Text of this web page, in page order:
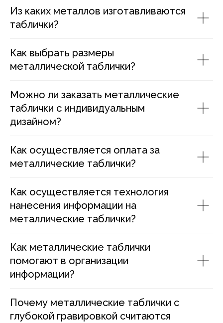
Из каких металлов изготавливаются
таблички?
Как выбрать размеры
металлической таблички?
Можно ли заказать металлические
таблички с индивидуальным
дизайном?
Как осуществляется оплата за
металлические таблички?
Как осуществляется технология
нанесения информации на
металлические таблички?
Как металлические таблички
помогают в организации
информации?
Почему металлические таблички с
глубокой гравировкой считаются